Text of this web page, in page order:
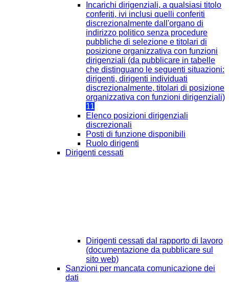
Incarichi dirigenziali, a qualsiasi titolo
conferiti, ivi inclusi quelli conferiti
discrezionalmente dall'organo di
indirizzo politico senza procedure
pubbliche di selezione e titolari di
posizione organizzativa con funzioni
dirigenziali (da pubblicare in tabelle
che distinguano le seguenti situazioni:
dirigenti, dirigenti individuati
discrezionalmente, titolari di posizione
organizzativa con funzioni dirigenziali)
11
Elenco posizioni dirigenziali
discrezionali
Posti di funzione disponibili
Ruolo dirigenti
Dirigenti cessati
Dirigenti cessati dal rapporto di lavoro
(documentazione da pubblicare sul
sito web)
Sanzioni per mancata comunicazione dei
dati